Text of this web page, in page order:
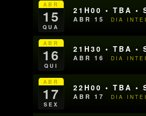
ABR
15
QUA
21H00 • TBA •
ABR 15 DIA
ABR
16
QUI
21H30 • TBA •
ABR 16 DIA
ABR
17
SEX
22H00 • TBA •
ABR 17 DIA